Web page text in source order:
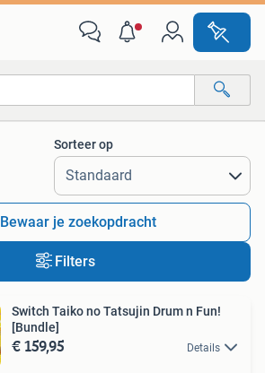
Alle afstanden…
Sorteer op
Bewaar je zoekopdracht
Filters
Switch Taiko no Tatsujin Drum n Fun!
[Bundle]
€ 159,95 Details